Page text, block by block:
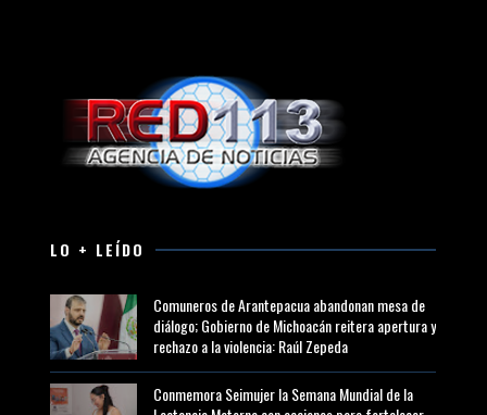
LO + LEÍDO
Comuneros de Arantepacua abandonan mesa de
diálogo; Gobierno de Michoacán reitera apertura y
rechazo a la violencia: Raúl Zepeda
Conmemora Seimujer la Semana Mundial de la